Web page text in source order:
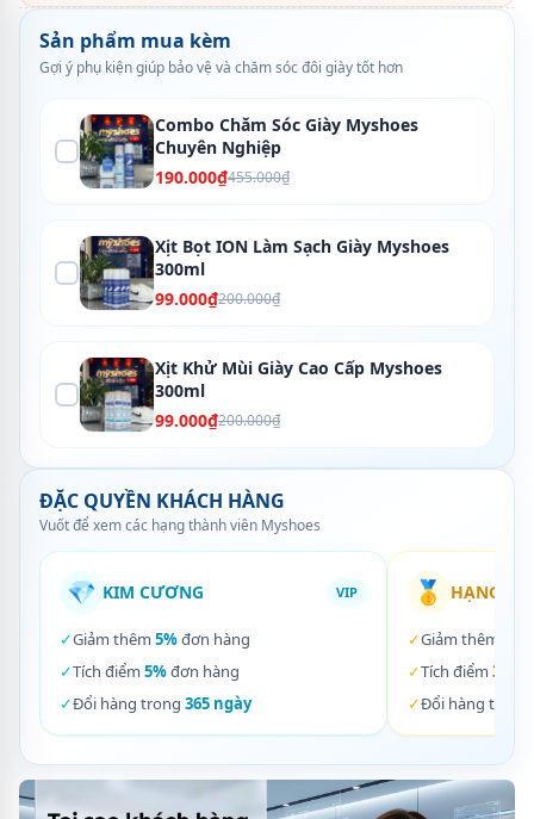
Sản phẩm mua kèm
Gợi ý phụ kiện giúp bảo vệ và chăm sóc đôi giày tốt hơn
Combo Chăm Sóc Giày Myshoes
Chuyên Nghiệp
190.000₫455.000₫
Xịt Bọt ION Làm Sạch Giày Myshoes
300ml
99.000₫200.000₫
Xịt Khử Mùi Giày Cao Cấp Myshoes
300ml
99.000₫200.000₫
ĐẶC QUYỀN KHÁCH HÀNG
Vuốt để xem các hạng thành viên Myshoes
💎 KIM CƯƠNG VIP
✓Giảm thêm 5%đơn hàng
✓Tích điểm 5%đơn hàng
✓Đổi hàng trong 365 ngày
🥇 HẠNG
✓Giảm thêm
✓Tích điểm 3%
✓Đổi hàng trong